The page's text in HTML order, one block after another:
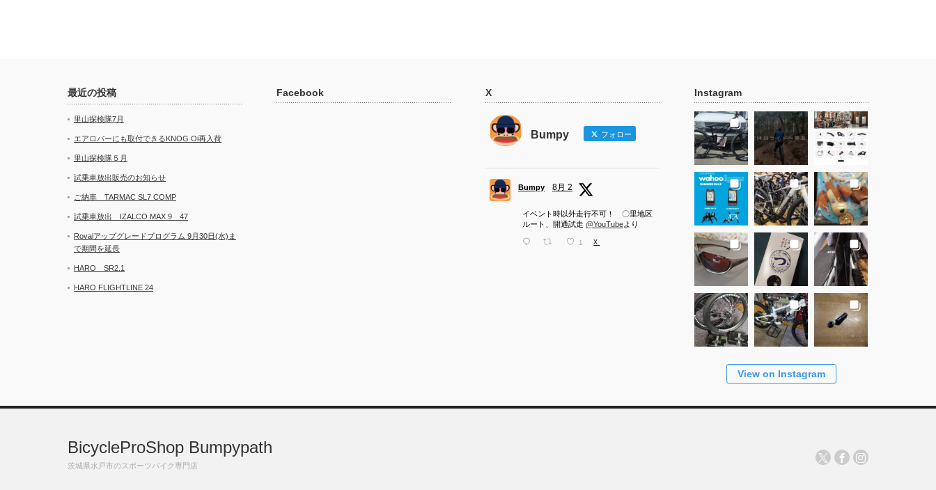
最近の投稿
里山探検隊7月
エアロバーにも取付できるKNOG Oi再入荷
里山探検隊５月
試乗車放出販売のお知らせ
ご納車 TARMAC SL7 COMP
試乗車放出 IZALCO MAX 9 47
Rovalアップグレードプログラム 9月30日(水)ま
で期間を延長
HARO SR2.1
HARO FLIGHTLINE 24
Facebook X
Bumpy フォロー
Bumpy 8月 2
イベント時以外走行不可！ 〇里地区
ルート、開通試走 @YouTubeより
1 X
Instagram
View on Instagram
BicycleProShop Bumpypath
茨城県水戸市のスポーツバイク専門店